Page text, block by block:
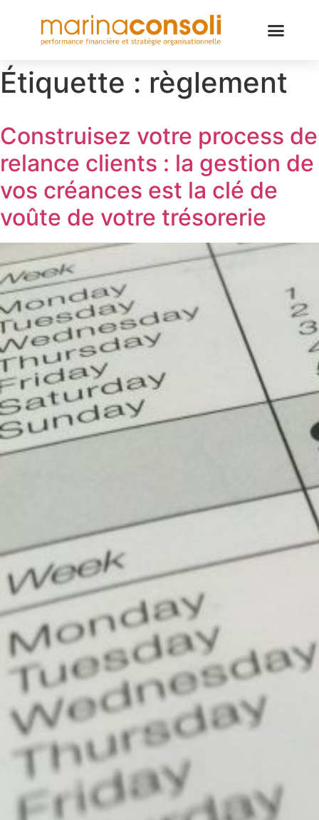
Étiquette : règlement
Construisez votre process de
relance clients : la gestion de
vos créances est la clé de
voûte de votre trésorerie